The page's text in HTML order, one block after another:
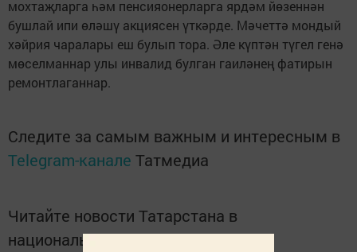
мохтаҗларга һәм пенсияонерларга ярдәм йөзеннән
бушлай ипи өләшү акциясен үткәрде. Мәчеттә мондый
хәйрия чаралары еш булып тора. Әле күптән түгел генә
мөселманнар улы инвалид булган гаиләнең фатирын
ремонтлаганнар.
Следите за самым важным и интересным в
Telegram-канале Татмедиа
Читайте новости Татарстана в
национальном мессенджере MАХ: